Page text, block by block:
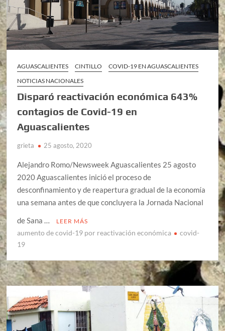
AGUASCALIENTES CINTILLO
COVID-19 EN AGUASCALIENTES
NOTICIAS NACIONALES
Disparó reactivación económica 643%
contagios de Covid-19 en
Aguascalientes
grieta 25 agosto, 2020
Alejandro Romo/Newsweek Aguascalientes 25 agosto
2020 Aguascalientes inició el proceso de
desconfinamiento y de reapertura gradual de la economía
una semana antes de que concluyera la Jornada Nacional
de Sana …
LEER MÁS
aumento de covid-19 por reactivación económica
covid-
19